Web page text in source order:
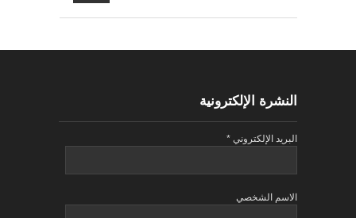
النشرة الإلكترونية
البريد الإلكتروني *
الاسم الشخصي